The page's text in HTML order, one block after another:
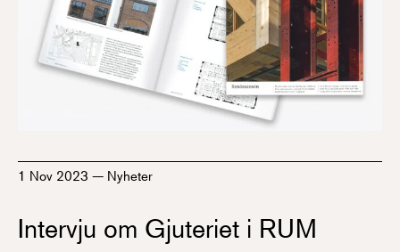
1 Nov 2023 — Nyheter
Intervju om Gjuteriet i RUM